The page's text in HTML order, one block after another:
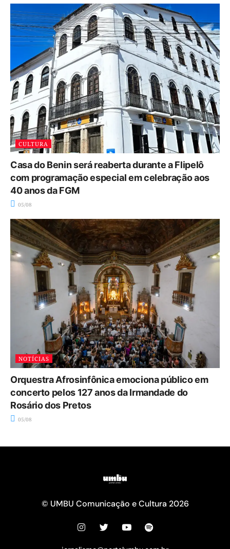
CULTURA
Casa do Benin será reaberta durante a Flipelô
com programação especial em celebração aos
40 anos da FGM
05/08
NOTÍCIAS
Orquestra Afrosinfônica emociona público em
concerto pelos 127 anos da Irmandade do
Rosário dos Pretos
05/08
© UMBU Comunicação e Cultura 2026